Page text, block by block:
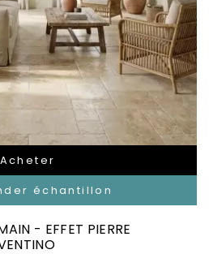
Acheter
échantillon
- EFFET PIERRE